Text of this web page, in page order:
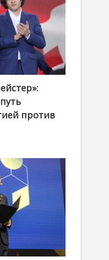
Dream
против